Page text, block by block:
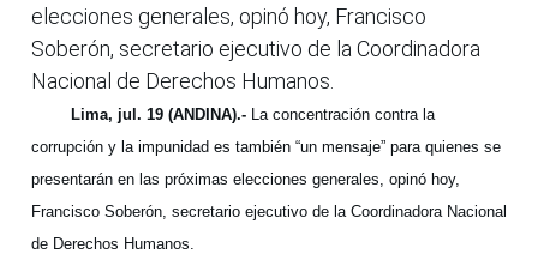
elecciones generales, opinó hoy, Francisco
Soberón, secretario ejecutivo de la Coordinadora
Nacional de Derechos Humanos.
Lima, jul. 19 (ANDINA).-
La concentración contra la
corrupción y la impunidad es también “un mensaje” para quienes se
presentarán en las próximas elecciones generales, opinó hoy,
Francisco Soberón, secretario ejecutivo de la Coordinadora Nacional
de Derechos Humanos.